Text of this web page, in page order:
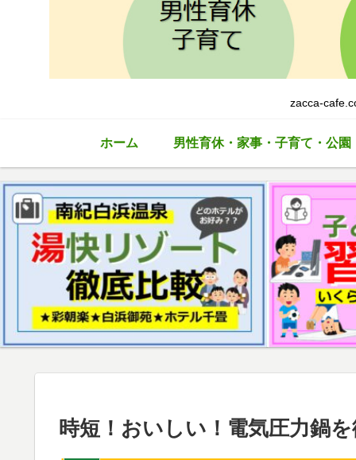
zacca-
ホーム 男性育休・家事・子育て・公園
時短！おいしい！電気圧力鍋